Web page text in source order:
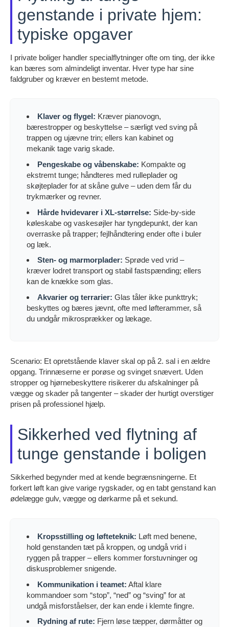
genstande i private hjem:
typiske opgaver
I private boliger handler specialflytninger ofte om ting, der ikke
kan bæres som almindeligt inventar. Hver type har sine
faldgruber og kræver en bestemt metode.
Klaver og flygel: Kræver pianovogn,
bærestropper og beskyttelse – særligt ved sving på
trappen og ujævne trin; ellers kan kabinet og
mekanik tage varig skade.
Pengeskabe og våbenskabe: Kompakte og
ekstremt tunge; håndteres med rulleplader og
skøjteplader for at skåne gulve – uden dem får du
trykmærker og revner.
Hårde hvidevarer i XL-størrelse: Side-by-side
køleskabe og vaskesøjler har tyngdepunkt, der kan
overraske på trapper; fejlhåndtering ender ofte i buler
og læk.
Sten- og marmorplader: Sprøde ved vrid –
kræver lodret transport og stabil fastspænding; ellers
kan de knække som glas.
Akvarier og terrarier: Glas tåler ikke punkttryk;
beskyttes og bæres jævnt, ofte med løfterammer, så
du undgår mikrosprækker og lækage.
Scenario: Et opretstående klaver skal op på 2. sal i en ældre
opgang. Trinnæserne er porøse og svinget snævert. Uden
stropper og hjørnebeskyttere risikerer du afskalninger på
vægge og skader på tangenter – skader der hurtigt overstiger
prisen på professionel hjælp.
Sikkerhed ved flytning af
tunge genstande i boligen
Sikkerhed begynder med at kende begrænsningerne. Et
forkert løft kan give varige rygskader, og en tabt genstand kan
ødelægge gulv, vægge og dørkarme på et sekund.
Kropsstilling og løfteteknik: Løft med benene,
hold genstanden tæt på kroppen, og undgå vrid i
ryggen på trapper – ellers kommer forstuvninger og
diskusproblemer snigende.
Kommunikation i teamet: Aftal klare
kommandoer som “stop”, “ned” og “sving” for at
undgå misforståelser, der kan ende i klemte fingre.
Rydning af rute: Fjern løse tæpper, dørmåtter og